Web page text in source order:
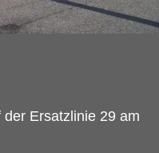
Ersatzlinie 29 am